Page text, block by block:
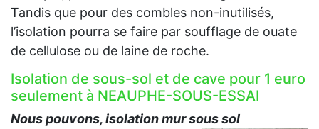
Tandis que pour des combles non-inutilisés,
l’isolation pourra se faire par soufflage de ouate
de cellulose ou de laine de roche.
Isolation de sous-sol et de cave pour 1 euro
seulement à NEAUPHE-SOUS-ESSAI
Nous pouvons, isolation mur sous sol